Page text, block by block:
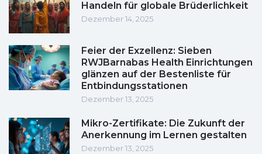
Handeln für globale Brüderlichkeit
Dezember 14, 2025
Feier der Exzellenz: Sieben
RWJBarnabas Health Einrichtungen
glänzen auf der Bestenliste für
Entbindungsstationen
Dezember 13, 2025
Mikro-Zertifikate: Die Zukunft der
Anerkennung im Lernen gestalten
Dezember 13, 2025